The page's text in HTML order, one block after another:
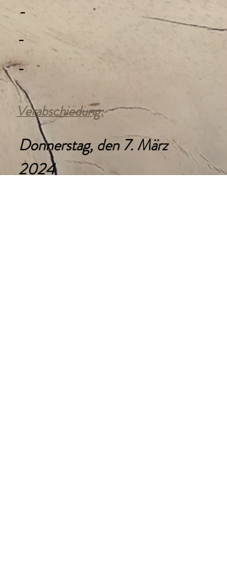
-
-
-
Verabschiedung:
Donnerstag, den 7. März
2024